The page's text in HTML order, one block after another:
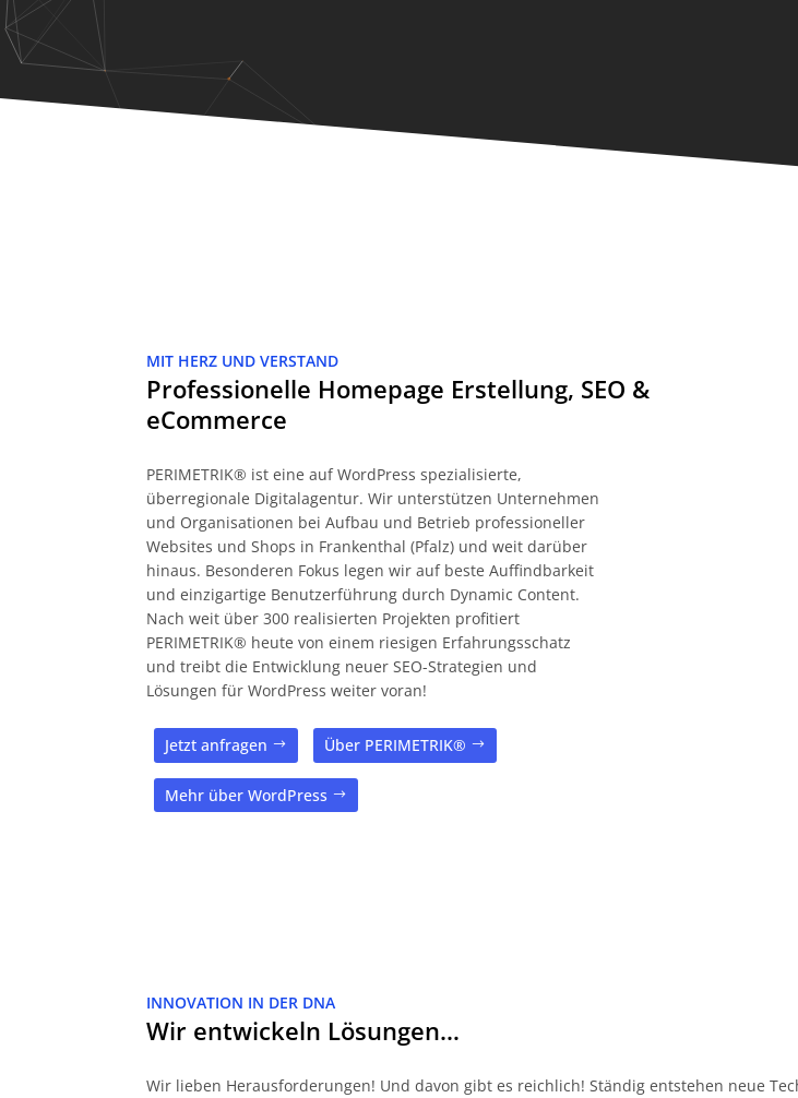
MIT HERZ UND VERSTAND
Professionelle Homepage Erstellung, SEO &
eCommerce
PERIMETRIK® ist eine auf WordPress spezialisierte,
überregionale Digitalagentur. Wir unterstützen Unternehmen
und Organisationen bei Aufbau und Betrieb professioneller
Websites und Shops in Frankenthal (Pfalz) und weit darüber
hinaus. Besonderen Fokus legen wir auf beste Auffindbarkeit
und einzigartige Benutzerführung durch Dynamic Content.
Nach weit über 300 realisierten Projekten profitiert
PERIMETRIK® heute von einem riesigen Erfahrungsschatz
und treibt die Entwicklung neuer SEO-Strategien und
Lösungen für WordPress weiter voran!
Jetzt anfragen Über PERIMETRIK®
Mehr über WordPress
INNOVATION IN DER DNA
Wir entwickeln Lösungen…
Wir lieben Herausforderungen! Und davon gibt es reichlich! Ständig entstehen neue